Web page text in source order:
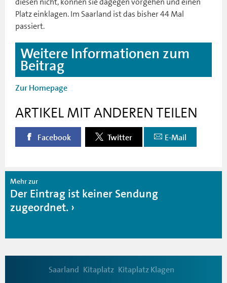
Platz einklagen. Im Saarland ist das bisher 44 Mal
passiert.
Weitere Informationen zum
Beitrag
Zur Homepage
ARTIKEL MIT ANDEREN TEILEN
Facebook Twitter E-Mail
Mehr zur
Der Eintrag ist keiner Sendung
zugeordnet.
Saarland Kitaplatz Kitaplatz Klagen